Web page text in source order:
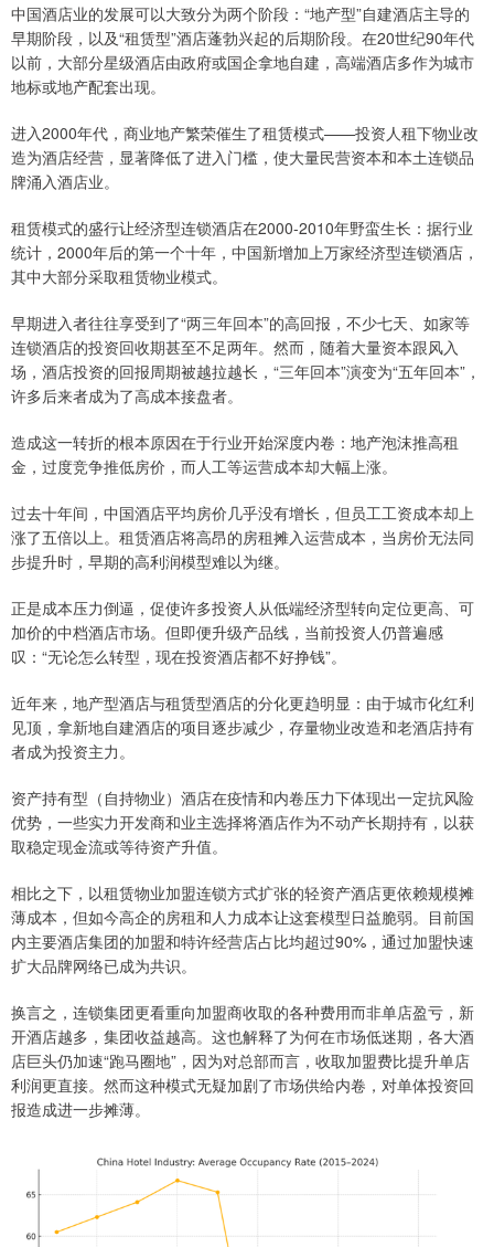
中国酒店业的发展可以大致分为两个阶段：“地产型”自建酒店主导的
早期阶段，以及“租赁型”酒店蓬勃兴起的后期阶段。在20世纪90年代
以前，大部分星级酒店由政府或国企拿地自建，高端酒店多作为城市
地标或地产配套出现。
进入2000年代，商业地产繁荣催生了租赁模式——投资人租下物业改
造为酒店经营，显著降低了进入门槛，使大量民营资本和本土连锁品
牌涌入酒店业。
租赁模式的盛行让经济型连锁酒店在2000-2010年野蛮生长：据行业
统计，2000年后的第一个十年，中国新增加上万家经济型连锁酒店，
其中大部分采取租赁物业模式。
早期进入者往往享受到了“两三年回本”的高回报，不少七天、如家等
连锁酒店的投资回收期甚至不足两年。然而，随着大量资本跟风入
场，酒店投资的回报周期被越拉越长，“三年回本”演变为“五年回本”，
许多后来者成为了高成本接盘者。
造成这一转折的根本原因在于行业开始深度内卷：地产泡沫推高租
金，过度竞争推低房价，而人工等运营成本却大幅上涨。
过去十年间，中国酒店平均房价几乎没有增长，但员工工资成本却上
涨了五倍以上。租赁酒店将高昂的房租摊入运营成本，当房价无法同
步提升时，早期的高利润模型难以为继。
正是成本压力倒逼，促使许多投资人从低端经济型转向定位更高、可
加价的中档酒店市场。但即便升级产品线，当前投资人仍普遍感
叹：“无论怎么转型，现在投资酒店都不好挣钱”。
近年来，地产型酒店与租赁型酒店的分化更趋明显：由于城市化红利
见顶，拿新地自建酒店的项目逐步减少，存量物业改造和老酒店持有
者成为投资主力。
资产持有型（自持物业）酒店在疫情和内卷压力下体现出一定抗风险
优势，一些实力开发商和业主选择将酒店作为不动产长期持有，以获
取稳定现金流或等待资产升值。
相比之下，以租赁物业加盟连锁方式扩张的轻资产酒店更依赖规模摊
薄成本，但如今高企的房租和人力成本让这套模型日益脆弱。目前国
内主要酒店集团的加盟和特许经营店占比均超过90%，通过加盟快速
扩大品牌网络已成为共识。
换言之，连锁集团更看重向加盟商收取的各种费用而非单店盈亏，新
开酒店越多，集团收益越高。这也解释了为何在市场低迷期，各大酒
店巨头仍加速“跑马圈地”，因为对总部而言，收取加盟费比提升单店
利润更直接。然而这种模式无疑加剧了市场供给内卷，对单体投资回
报造成进一步摊薄。